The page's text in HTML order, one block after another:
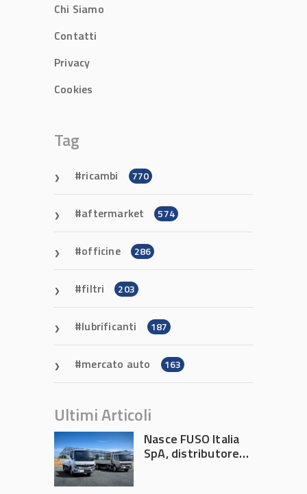
Chi Siamo
Contatti
Privacy
Cookies
Tag
ricambi 770
aftermarket 574
officine 286
filtri 203
lubrificanti 187
mercato auto 163
Ultimi Articoli
Nasce FUSO Italia
SpA, distributore